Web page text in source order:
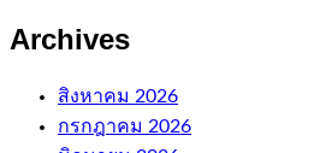
Archives
สิงหาคม 2026
กรกฎาคม 2026